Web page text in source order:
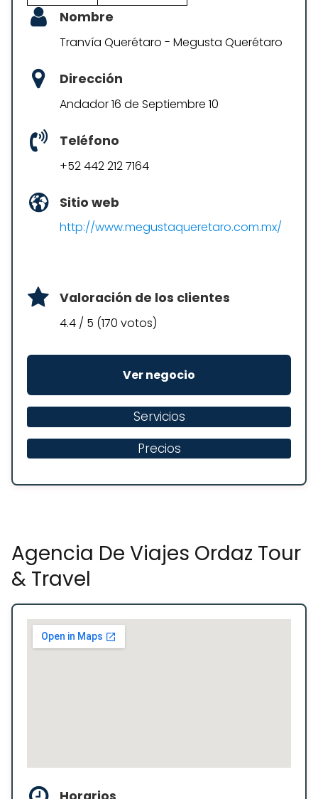
Nombre
Tranvía Querétaro - Megusta Querétaro
Dirección
Andador 16 de Septiembre 10
Teléfono
+52 442 212 7164
Sitio web
http://www.megustaqueretaro.com.mx/
Valoración de los clientes
4.4 / 5 (170 votos)
Ver negocio
Servicios
Precios
Agencia De Viajes Ordaz Tour
& Travel